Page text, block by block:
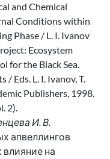
and Chemical
Conditions within
Phase / L. I. Ivanov
Ecosystem
for the Black Sea.
/ Eds. L. I. Ivanov, T.
Publishers, 1998.
2).
И. В.
апвеллингов
на